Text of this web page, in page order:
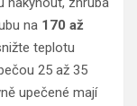
na 170 až
teplotu
25 až 35
upečené mají